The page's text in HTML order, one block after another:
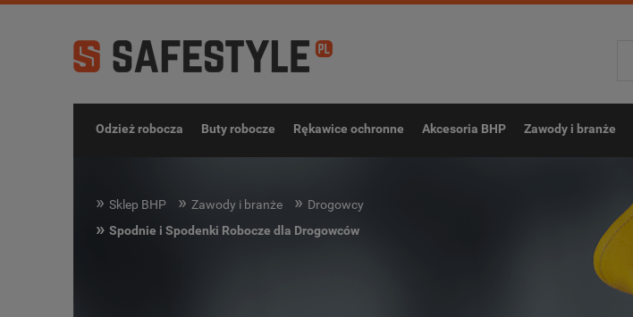
Odzież robocza Buty robocze Rękawice ochronne Akcesoria BHP Zawody i branże
» Sklep BHP » Zawody i branże » Drogowcy
» Spodnie i Spodenki Robocze dla Drogowców